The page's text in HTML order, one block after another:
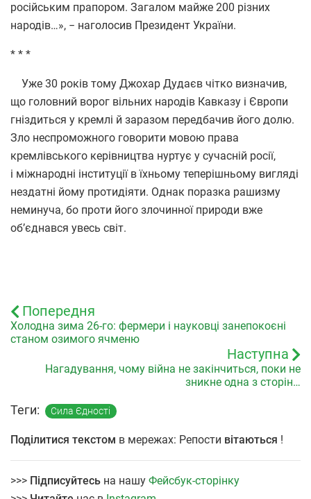
російським прапором. Загалом майже 200 різних
народів…», − наголосив Президент України.
* * *
Уже 30 років тому Джохар Дудаєв чітко визначив,
що головний ворог вільних народів Кавказу і Європи
гніздиться у кремлі й заразом передбачив його долю.
Зло неспроможного говорити мовою права
кремлівського керівництва нуртує у сучасній росії,
і міжнародні інституції в їхньому теперішньому вигляді
нездатні йому протидіяти. Однак поразка рашизму
неминуча, бо проти його злочинної природи вже
об’єднався увесь світ.
Попередня
Холодна зима 26-го: фермери і науковці занепокоєні
станом озимого ячменю
Наступна
Нагадування, чому війна не закінчиться, поки не
зникне одна з сторін…
Теги: Сила Єдності
Поділитися текстом в мережах: Репости вітаються !
>>> Підписуйтесь на нашу Фейсбук-сторінку